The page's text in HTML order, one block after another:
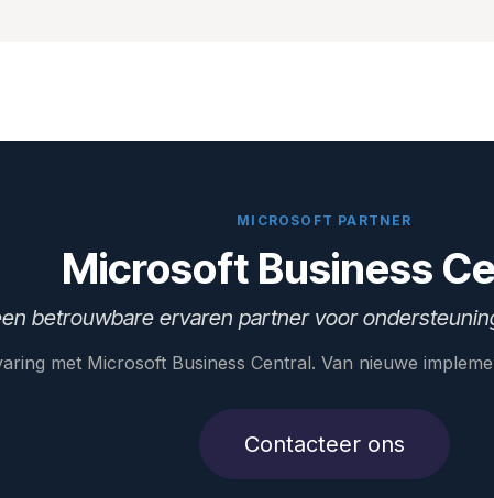
MICROSOFT PARTNER
Microsoft Business
betrouwbare ervaren partner voor
met Microsoft Business Central. Van nieuwe
Contacteer ons